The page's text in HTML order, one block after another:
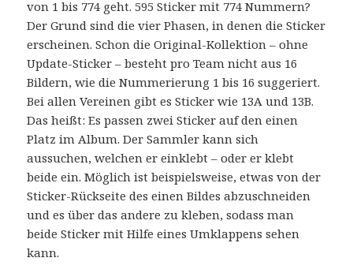
von 1 bis 774 geht. 595 Sticker mit 774 Nummern?
Der Grund sind die vier Phasen, in denen die Sticker
erscheinen. Schon die Original-Kollektion – ohne
Update-Sticker – besteht pro Team nicht aus 16
Bildern, wie die Nummerierung 1 bis 16 suggeriert.
Bei allen Vereinen gibt es Sticker wie 13A und 13B.
Das heißt: Es passen zwei Sticker auf den einen
Platz im Album. Der Sammler kann sich
aussuchen, welchen er einklebt – oder er klebt
beide ein. Möglich ist beispielsweise, etwas von der
Sticker-Rückseite des einen Bildes abzuschneiden
und es über das andere zu kleben, sodass man
beide Sticker mit Hilfe eines Umklappens sehen
kann.